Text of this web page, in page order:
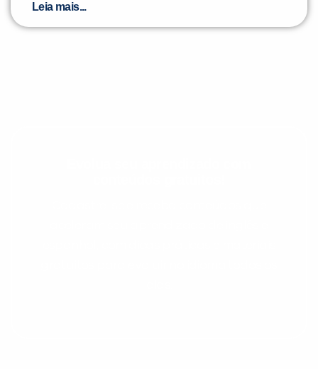
Leia mais...